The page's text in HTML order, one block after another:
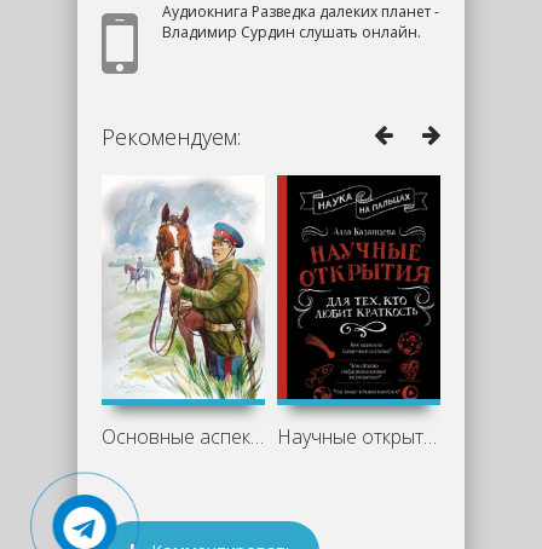
Аудиокнига Разведка далеких планет -
Владимир Сурдин слушать онлайн.
Рекомендуем:
Основные аспекты романа «Казачий крест» Научные открытия для тех, кто любит